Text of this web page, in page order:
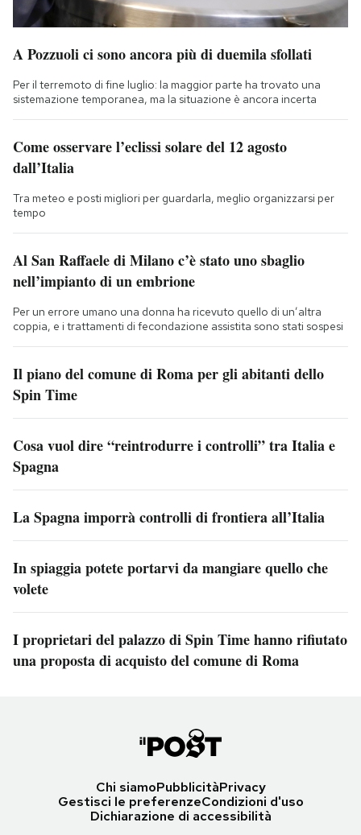
A Pozzuoli ci sono ancora più di duemila sfollati
Per il terremoto di fine luglio: la maggior parte ha trovato una
sistemazione temporanea, ma la situazione è ancora incerta
Come osservare l’eclissi solare del 12 agosto
dall’Italia
Tra meteo e posti migliori per guardarla, meglio organizzarsi per
tempo
Al San Raffaele di Milano c’è stato uno sbaglio
nell’impianto di un embrione
Per un errore umano una donna ha ricevuto quello di un’altra
coppia, e i trattamenti di fecondazione assistita sono stati sospesi
Il piano del comune di Roma per gli abitanti dello
Spin Time
Cosa vuol dire “reintrodurre i controlli” tra Italia e
Spagna
La Spagna imporrà controlli di frontiera all’Italia
In spiaggia potete portarvi da mangiare quello che
volete
I proprietari del palazzo di Spin Time hanno rifiutato
una proposta di acquisto del comune di Roma
Chi siamoPubblicitàPrivacy
Gestisci le preferenzeCondizioni d'uso
Dichiarazione di accessibilità